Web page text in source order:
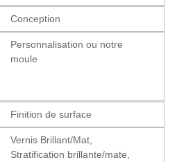
Conception
Personnalisation ou notre
moule
Finition de surface
Vernis Brillant/Mat,
Stratification brillante/mate,